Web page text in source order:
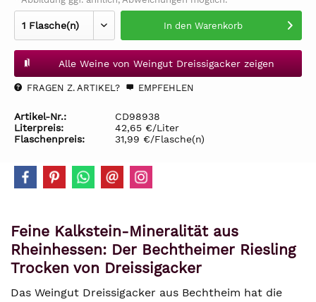
In den Warenkorb
Alle Weine von Weingut Dreissigacker zeigen
FRAGEN Z. ARTIKEL? EMPFEHLEN
Artikel-Nr.:
CD98938
Literpreis:
42,65 €/Liter
Flaschenpreis:
31,99 €/Flasche(n)
Feine Kalkstein-Mineralität aus
Rheinhessen: Der Bechtheimer Riesling
Trocken von Dreissigacker
Das Weingut Dreissigacker aus Bechtheim hat die